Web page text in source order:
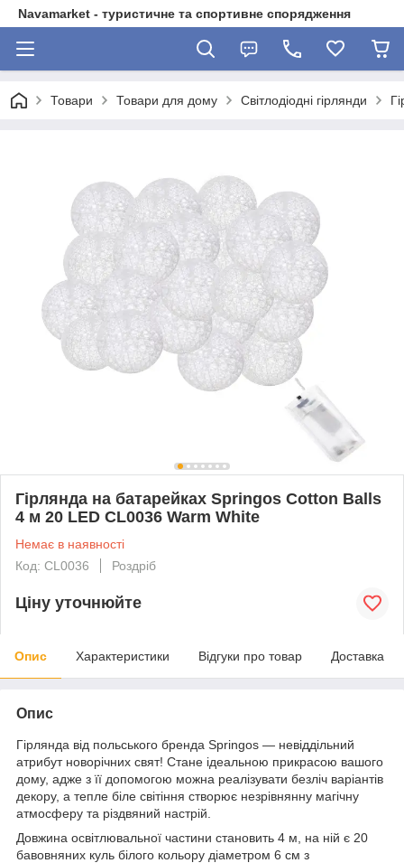
Navamarket - туристичне та спортивне спорядження
Товари Товари для дому Світлодіодні гірлянди
Гірлянда на батарейках Springos Cotton Balls
4 м 20 LED CL0036 Warm White
Немає в наявності
Код: CL0036
Роздріб
Ціну уточнюйте
Опис Характеристики Відгуки про товар Доставка
Опис
Гірлянда від польського бренда Springos — невіддільний
атрибут новорічних свят! Стане ідеальною прикрасою вашого
дому, адже з її допомогою можна реалізувати безліч варіантів
декору, а тепле біле світіння створює незрівнянну магічну
атмосферу та різдвяний настрій.
Довжина освітлювальної частини становить 4 м , на ній є 20
бавовняних куль білого кольору діаметром 6 см з